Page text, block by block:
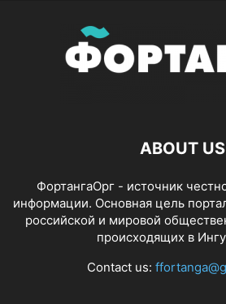
ABOUT US
ФортангаОрг - источник
информации. Основная цель
российской и мировой
происходящих в
Contact us: